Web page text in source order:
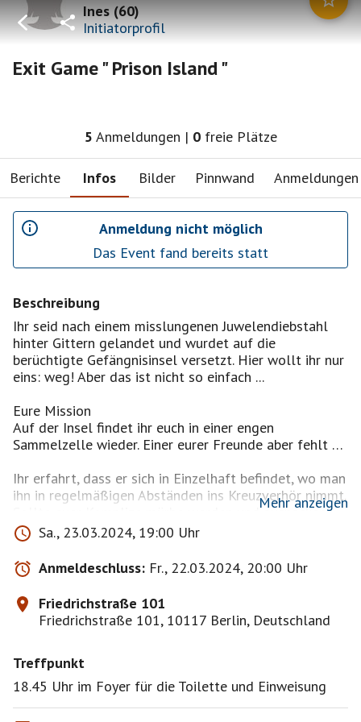
Ines(60)
Initiatorprofil
Exit Game " Prison Island "
5 Anmeldungen | 0 freie Plätze
Berichte Infos Bilder Pinnwand Anmeldungen
Anmeldung nicht möglich
Das Event fand bereits statt
Beschreibung
Ihr seid nach einem misslungenen Juwelendiebstahl
hinter Gittern gelandet und wurdet auf die
berüchtigte Gefängnisinsel versetzt. Hier wollt ihr nur
eins: weg! Aber das ist nicht so einfach ...
Eure Mission
Auf der Insel findet ihr euch in einer engen
Sammelzelle wieder. Einer eurer Freunde aber fehlt …
Ihr erfahrt, dass er sich in Einzelhaft befindet, wo man
ihn in regelmäßigen Abständen ins Kreuzverhör nimmt.
Sollte euer Komplize mürbe werden und auspacken,
werdet ihr noch eine ganze Weile auf dieser Insel
verbringen.
Für euch steht fest: Ihr müsst ihn befreien und
zusammen fliehen, und zwar so schnell wie möglich!
Euer Plan ist, euch auf das Versorgungsboot zu
und so zum Festland zu gelangen. Das Boot wird
maximal 66 Minuten entladen, bevor es abdockt. Euer
Zeitfenster schließt sich!
Mehr anzeigen
Sa., 23.03.2024, 19:00 Uhr
Anmeldeschluss: Fr., 22.03.2024, 20:00 Uhr
Friedrichstraße 101
Friedrichstraße 101, 10117 Berlin, Deutschland
Treffpunkt
18.45 Uhr im Foyer für die Toilette und Einweisung